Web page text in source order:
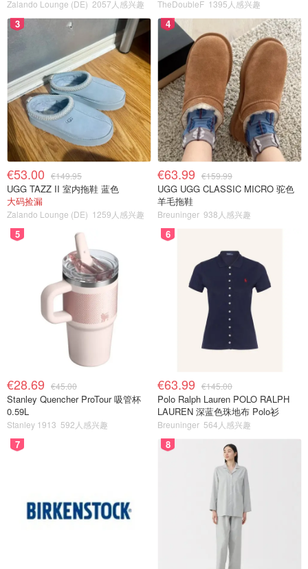
Zalando Lounge (DE) 2057人感兴趣 TheDoubleF 1395人感兴趣
3
€53.00 €149.95
UGG TAZZ II 室内拖鞋 蓝色
大码捡漏
Zalando Lounge (DE) 1259人感兴趣
4
€63.99 €159.99
UGG UGG CLASSIC MICRO 驼色
羊毛拖鞋
Breuninger 938人感兴趣
5
€28.69 €45.00
Stanley Quencher ProTour 吸管杯
0.59L
Stanley 1913 592人感兴趣
6
€63.99 €145.00
Polo Ralph Lauren POLO RALPH
LAUREN 深蓝色珠地布 Polo衫
Breuninger 564人感兴趣
7 8